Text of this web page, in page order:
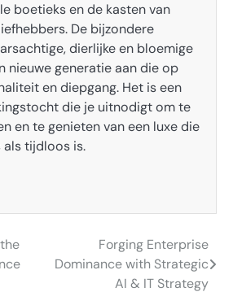
boetieks en de kasten van
De bijzondere
dierlijke en bloemige
nieuwe generatie aan die op
en diepgang. Het is een
die je uitnodigt om te
en te genieten van een luxe die
als tijdloos is.
Forging Enterprise
Dominance with Strategic
AI & IT Strategy